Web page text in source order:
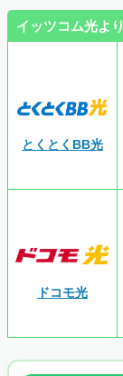
イッツコム光よ
とくとくBB光
ドコモ光